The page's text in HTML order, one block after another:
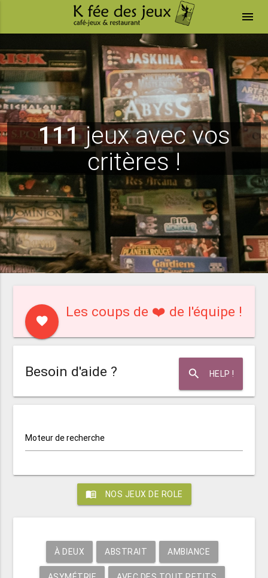
menu
111jeux avec vos
critères !
favorite
Les coups de ❤️ de l'équipe !
search HELP !
Besoin d'aide ?
Moteur de recherche
menu_book NOS JEUX DE ROLE
À DEUX ABSTRAIT AMBIANCE